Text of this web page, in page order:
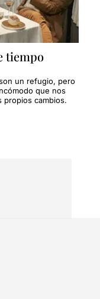
tiempo
un refugio, pero
que nos
propios cambios.